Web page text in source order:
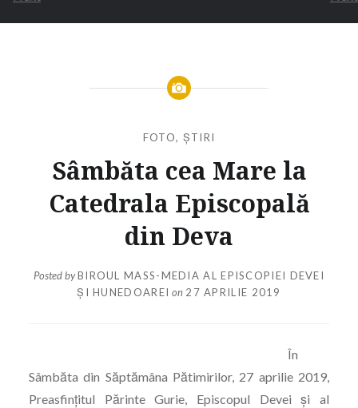
FOTO, ȘTIRI
Sâmbăta cea Mare la
Catedrala Episcopală
din Deva
Posted byBIROUL MASS-MEDIA AL EPISCOPIEI DEVEI
ȘI HUNEDOAREI on 27 APRILIE 2019
În
Sâmbăta din Săptămâna Pătimirilor, 27 aprilie 2019,
Preasfințitul Părinte Gurie, Episcopul Devei și al